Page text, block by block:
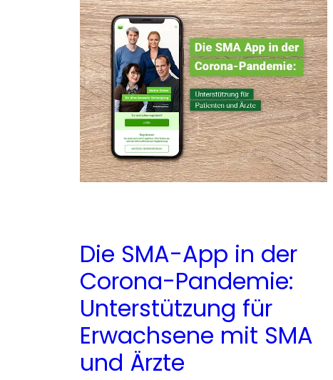
Die SMA-App in der
Corona-Pandemie:
Unterstützung für
Erwachsene mit SMA
und Ärzte